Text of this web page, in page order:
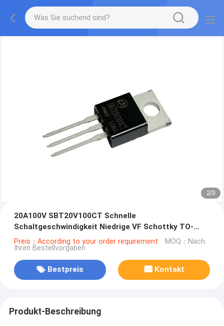
2/3
20A100V SBT20V100CT Schnelle
Schaltgeschwindigkeit Niedrige VF Schottky TO-
220AB
Preis：According to your order requirement MOQ：Nach
Ihren Bestellvorgaben
Bestpreis Kontakt
Produkt-Beschreibung